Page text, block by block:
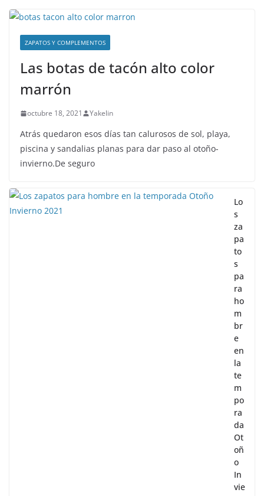
ZAPATOS Y COMPLEMENTOS
Las botas de tacón alto color
marrón
octubre 18, 2021 Yakelin
Atrás quedaron esos días tan calurosos de sol, playa,
piscina y sandalias planas para dar paso al otoño-
invierno.De seguro
Lo
s
za
pa
to
s
pa
ra
ho
m
br
e
en
la
te
m
po
ra
da
Ot
oñ
o
In
vie